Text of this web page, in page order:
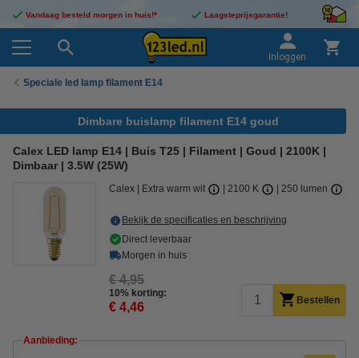
Vandaag besteld morgen in huis!* Laagsteprijsgarantie!
Inloggen
Speciale led lamp filament E14
Dimbare buislamp filament E14 goud
Calex LED lamp E14 | Buis T25 | Filament | Goud | 2100K |
Dimbaar | 3.5W (25W)
Calex Extra warm wit 2100 K 250 lumen
Bekijk de specificaties en beschrijving
Direct leverbaar
Morgen in huis
€ 4,95
10% korting:
€ 4,46 Bestellen
Aanbieding: